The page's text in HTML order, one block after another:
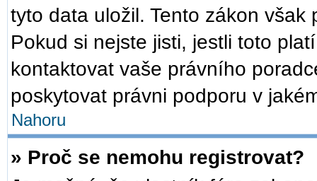
tyto data uložil. Tento zákon
Pokud si nejste jisti, jestli toto
kontaktovat vaše právního
poskytovat právni podporu v
Nahoru
» Proč se nemohu registrovat?